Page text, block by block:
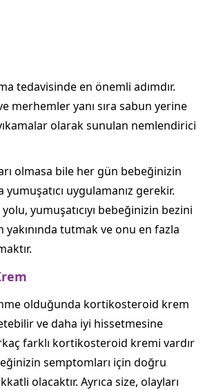
tedavisinde en önemli adımdır.
merhemler yanı sıra sabun yerine
olarak sunulan nemlendirici
olmasa bile her gün bebeğinizin
uygulamanız gerekir.
yumuşatıcıyı bebeğinizin bezini
tutmak ve onu en fazla
olduğunda kortikosteroid krem
ve daha iyi hissetmesine
farklı kortikosteroid kremi vardır
semptomları için doğru
olacaktır. Ayrıca size, olayları